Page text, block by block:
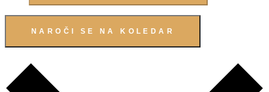
NAROČI SE NA KOLEDAR